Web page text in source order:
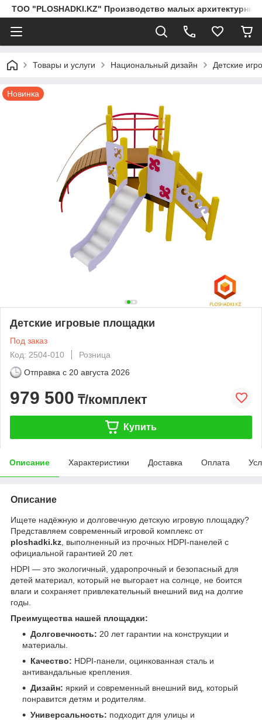
ТОО "PLOSHADKI.KZ" Производство малых
Товары и услуги Национальный дизайн Детские
Новинка
Детские игровые площадки
Под заказ
Код: 2504-010
Розница
Отправка с 20 августа 2026
979 500 ₸/комплект
Купить
Описание Характеристики Доставка Оплата
Описание
Ищете надёжную и долговечную детскую игровую площадку?
Представляем современный игровой комплекс от
ploshadki.kz , выполненный из прочных HDPI-панелей с
официальной гарантией 20 лет.
HDPI — это экологичный, ударопрочный и безопасный для
детей материал, который не выгорает на солнце, не боится
влаги и сохраняет привлекательный внешний вид на долгие
годы.
Преимущества нашей площадки:
Долговечность: 20 лет гарантии на конструкции и
материалы.
Качество: HDPI-панели, оцинкованная сталь и
антивандальные крепления.
Дизайн: яркий и современный внешний вид, который
понравится детям и родителям.
Универсальность: подходит для улицы и